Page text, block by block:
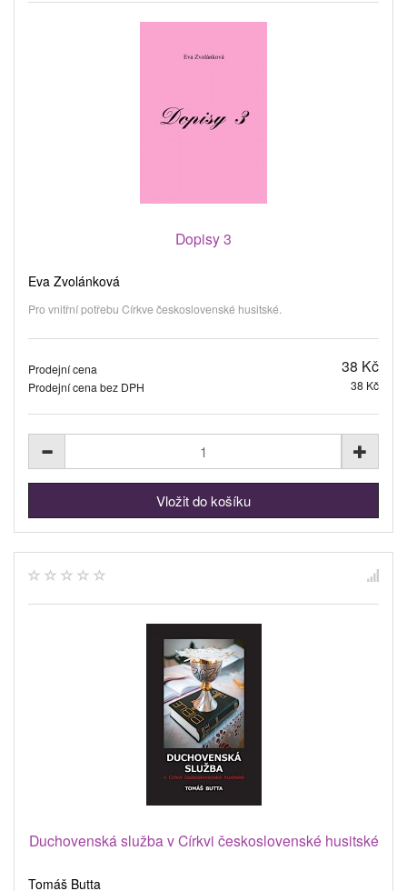
Dopisy 3
Eva Zvolánková
Pro vnitřní potřebu Církve československé husitské.
Prodejní cena 38 Kč
Prodejní cena bez DPH 38 Kč
Duchovenská služba v Církvi československé husitské
Tomáš Butta